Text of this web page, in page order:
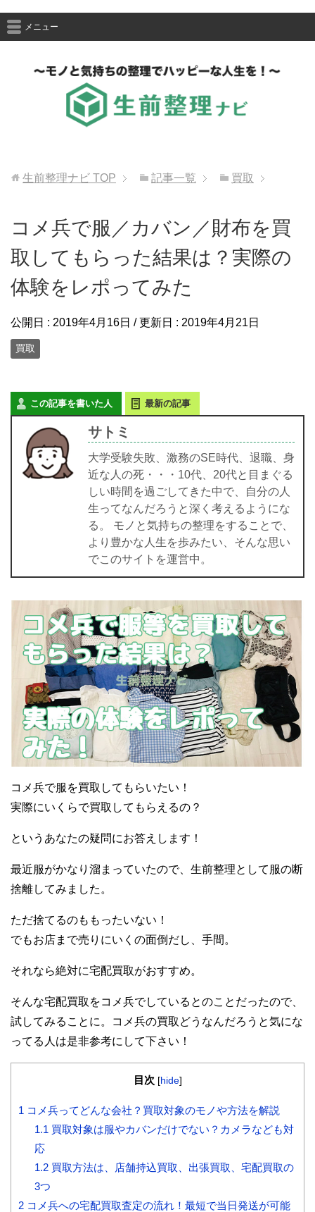
メニュー
生前整理ナビ TOP 記事一覧 買取
コメ兵で服／カバン／財布を買
取してもらった結果は？実際の
体験をレポってみた
公開日 : 2019年4月16日 / 更新日 : 2019年4月21日
買取
この記事を書いた人 最新の記事
サトミ
大学受験失敗、激務のSE時代、退職、身
近な人の死・・・10代、20代と目まぐる
しい時間を過ごしてきた中で、自分の人
生ってなんだろうと深く考えるようにな
る。 モノと気持ちの整理をすることで、
より豊かな人生を歩みたい、そんな思い
でこのサイトを運営中。
コメ兵で服を買取してもらいたい！
実際にいくらで買取してもらえるの？
というあなたの疑問にお答えします！
最近服がかなり溜まっていたので、生前整理として服の断
捨離してみました。
ただ捨てるのももったいない！
でもお店まで売りにいくの面倒だし、手間。
それなら絶対に宅配買取がおすすめ。
そんな宅配買取をコメ兵でしているとのことだったので、
試してみることに。コメ兵の買取どうなんだろうと気にな
ってる人は是非参考にして下さい！
目次 [hide]
1 コメ兵ってどんな会社？買取対象のモノや方法を解説
1.1 買取対象は服やカバンだけでない？カメラなども対
応
1.2買取方法は、店舗持込買取、出張買取、宅配買取の
3つ
2 コメ兵への宅配買取査定の流れ！最短で当日発送が可能